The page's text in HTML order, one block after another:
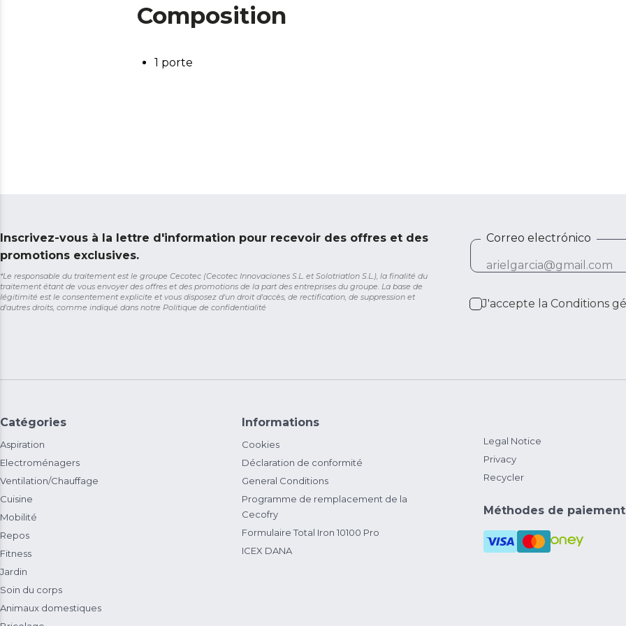
Composition
1 porte
Inscrivez-vous à la lettre d'information pour recevoir des offres et des
promotions exclusives.
*Le responsable du traitement est le groupe Cecotec (Cecotec Innovaciones S.L. et Solotriatlon S.L.), la finalité du
traitement étant de vous envoyer des offres et des promotions de la part des entreprises du groupe. La base de
légitimité est le consentement explicite et vous disposez d'un droit d'accès, de rectification, de suppression et
d'autres droits, comme indiqué dans notre Politique de confidentialité
Correo electrónico
J'accepte la Conditions
Catégories
Aspiration
Electroménagers
Ventilation/Chauffage
Cuisine
Mobilité
Repos
Fitness
Jardin
Soin du corps
Animaux domestiques
Informations
Cookies
Déclaration de conformité
General Conditions
Programme de remplacement de la
Cecofry
Formulaire Total Iron 10100 Pro
ICEX DANA
Legal Notice
Privacy
Recycler
Méthodes de paiement